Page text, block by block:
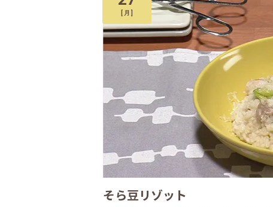
月
そら豆リゾット